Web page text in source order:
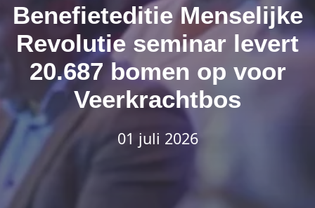
Benefieteditie Menselijke
Revolutie seminar levert
20.687 bomen op voor
Veerkrachtbos
01 juli 2026